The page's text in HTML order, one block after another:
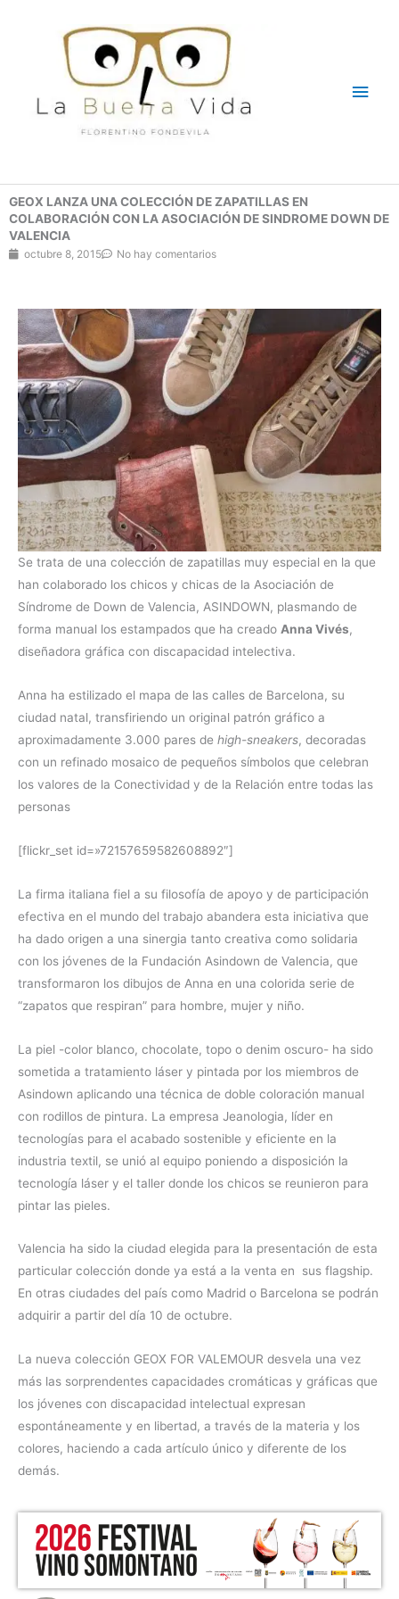
GEOX LANZA UNA COLECCIÓN DE ZAPATILLAS EN
COLABORACIÓN CON LA ASOCIACIÓN DE SINDROME DOWN DE
VALENCIA
octubre 8, 2015 No hay comentarios
Se trata de una colección de zapatillas muy especial en la que
han colaborado los chicos y chicas de la Asociación de
Síndrome de Down de Valencia, ASINDOWN, plasmando de
forma manual los estampados que ha creado Anna Vivés,
diseñadora gráfica con discapacidad intelectiva.
Anna ha estilizado el mapa de las calles de Barcelona, su
ciudad natal, transfiriendo un original patrón gráfico a
aproximadamente 3.000 pares de high-sneakers, decoradas
con un refinado mosaico de pequeños símbolos que celebran
los valores de la Conectividad y de la Relación entre todas las
personas
[flickr_set id=»72157659582608892″]
La firma italiana fiel a su filosofía de apoyo y de participación
efectiva en el mundo del trabajo abandera esta iniciativa que
ha dado origen a una sinergia tanto creativa como solidaria
con los jóvenes de la Fundación Asindown de Valencia, que
transformaron los dibujos de Anna en una colorida serie de
“zapatos que respiran” para hombre, mujer y niño.
La piel -color blanco, chocolate, topo o denim oscuro- ha sido
sometida a tratamiento láser y pintada por los miembros de
Asindown aplicando una técnica de doble coloración manual
con rodillos de pintura. La empresa Jeanologia, líder en
tecnologías para el acabado sostenible y eficiente en la
industria textil, se unió al equipo poniendo a disposición la
tecnología láser y el taller donde los chicos se reunieron para
pintar las pieles.
Valencia ha sido la ciudad elegida para la presentación de esta
particular colección donde ya está a la venta en sus flagship.
En otras ciudades del país como Madrid o Barcelona se podrán
adquirir a partir del día 10 de octubre.
La nueva colección GEOX FOR VALEMOUR desvela una vez
más las sorprendentes capacidades cromáticas y gráficas que
los jóvenes con discapacidad intelectual expresan
espontáneamente y en libertad, a través de la materia y los
colores, haciendo a cada artículo único y diferente de los
demás.